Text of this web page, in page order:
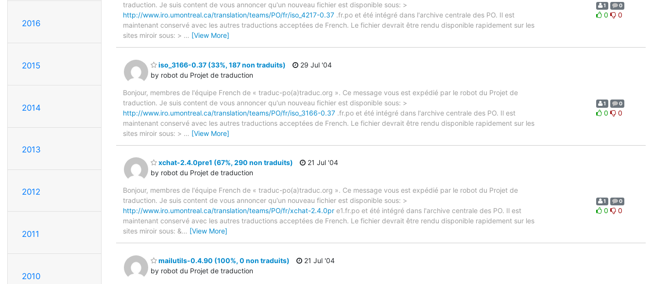
2016
2015
2014
2013
2012
2011
2010
traduction. Je suis content de vous annoncer qu'un nouveau fichier est disponible sous: >
http://www.iro.umontreal.ca/translation/teams/PO/fr/iso_4217-0.37 .fr.po et été intégré dans l'archive centrale des PO. Il est
maintenant conservé avec les autres traductions acceptées de French. Le fichier devrait être rendu disponible rapidement sur les
sites miroir sous: > … [View More]
1 0
0 0
iso_3166-0.37 (33%, 187 non traduits)
by robot du Projet de traduction
29 Jul '04
Bonjour, membres de l'équipe French de « traduc-po(a)traduc.org ». Ce message vous est expédié par le robot du Projet de
traduction. Je suis content de vous annoncer qu'un nouveau fichier est disponible sous: >
http://www.iro.umontreal.ca/translation/teams/PO/fr/iso_3166-0.37 .fr.po et été intégré dans l'archive centrale des PO. Il est
maintenant conservé avec les autres traductions acceptées de French. Le fichier devrait être rendu disponible rapidement sur les
sites miroir sous: > … [View More]
1 0
0 0
xchat-2.4.0pre1 (67%, 290 non traduits)
by robot du Projet de traduction
21 Jul '04
Bonjour, membres de l'équipe French de « traduc-po(a)traduc.org ». Ce message vous est expédié par le robot du Projet de
traduction. Je suis content de vous annoncer qu'un nouveau fichier est disponible sous: >
http://www.iro.umontreal.ca/translation/teams/PO/fr/xchat-2.4.0pr e1.fr.po et été intégré dans l'archive centrale des PO. Il est
maintenant conservé avec les autres traductions acceptées de French. Le fichier devrait être rendu disponible rapidement sur les
sites miroir sous: &… [View More]
1 0
0 0
mailutils-0.4.90 (100%, 0 non traduits)
by robot du Projet de traduction
21 Jul '04